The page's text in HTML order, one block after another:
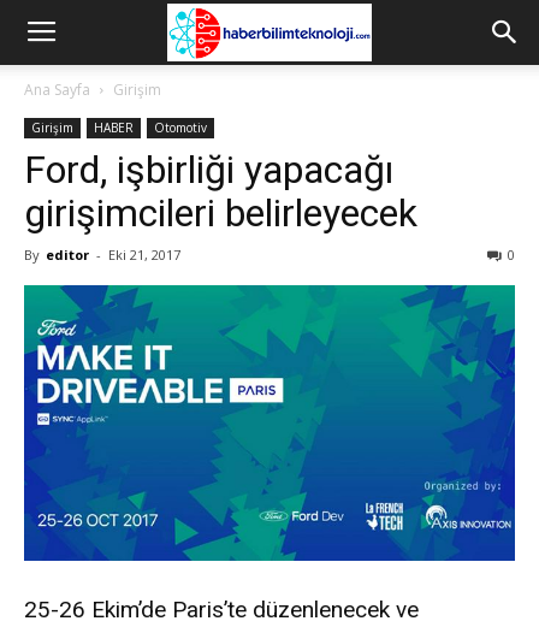
Ana Sayfa Girişim
Girişim HABER Otomotiv
Ford, işbirliği yapacağı
girişimcileri belirleyecek
By editor - Eki 21, 2017 0
25-26 Ekim’de Paris’te düzenlenecek ve